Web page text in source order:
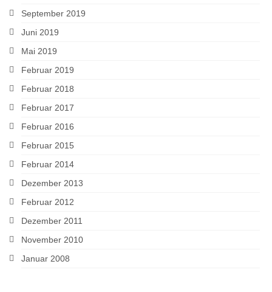
September 2019
Juni 2019
Mai 2019
Februar 2019
Februar 2018
Februar 2017
Februar 2016
Februar 2015
Februar 2014
Dezember 2013
Februar 2012
Dezember 2011
November 2010
Januar 2008